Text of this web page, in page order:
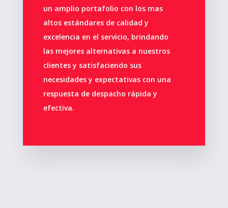
un amplio portafolio con los mas
altos estándares de calidad y
excelencia en el servicio, brindando
las mejores alternativas a nuestros
clientes y satisfaciendo sus
necesidades y expectativas con una
respuesta de despacho rápida y
efectiva.